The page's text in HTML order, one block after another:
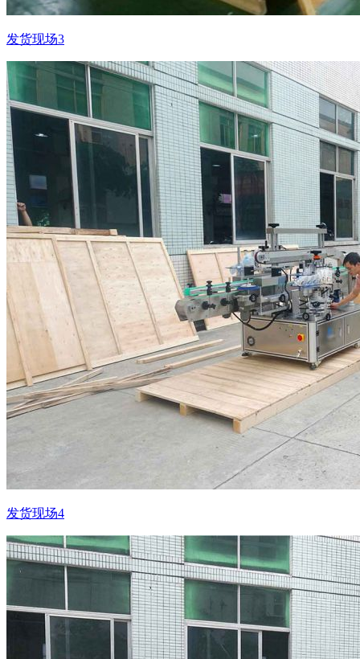
发货现场3
发货现场4